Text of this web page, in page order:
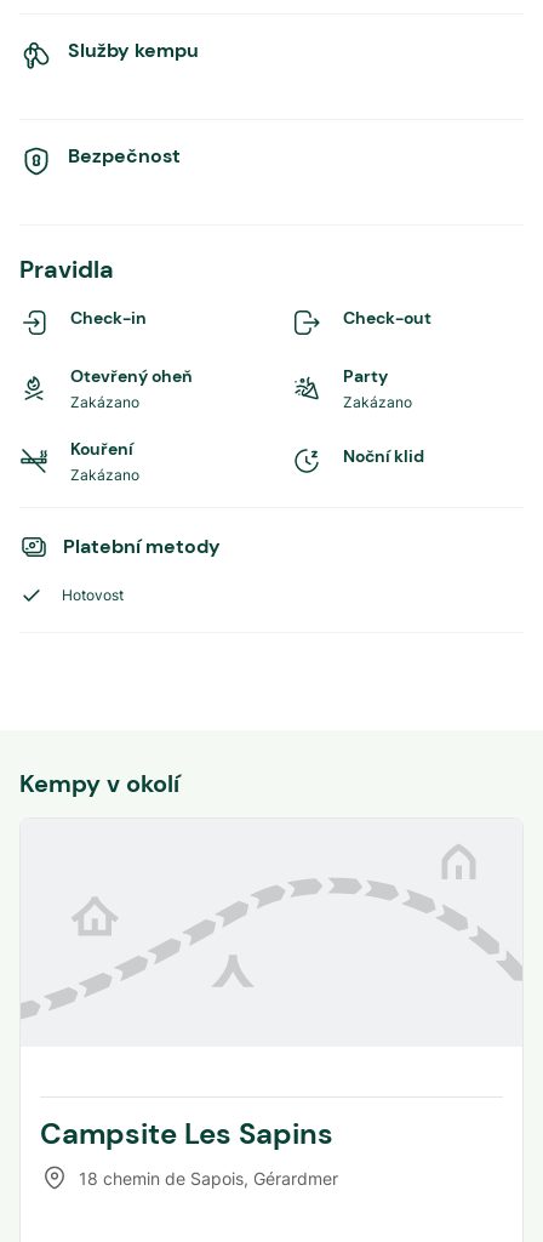
Služby kempu
Bezpečnost
Pravidla
Check-in Check-out
Otevřený oheň
Zakázano
Party
Zakázano
Kouření
Zakázano
Noční klid
Platební metody
Hotovost
Kempy v okolí
Campsite Les Sapins
18 chemin de Sapois, Gérardmer